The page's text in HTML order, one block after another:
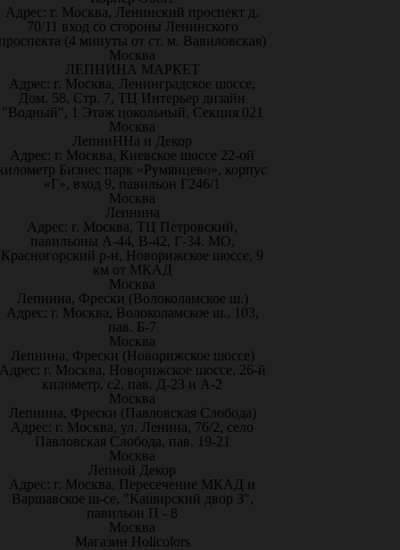
Адрес: г. Москва, Ленинский проспект д.
70/11 вход со стороны Ленинского
(4 минуты от ст. м. Вавиловская)
Москва
ЛЕПНИНА МАРКЕТ
Адрес: г. Москва, Ленинградское шоссе,
Дом. 58, Стр. 7, ТЦ Интерьер дизайн
"Водный", 1 Этаж цокольный, Секция 021
Москва
ЛепниННа и Декор
Адрес: г. Москва, Киевское шоссе 22-ой
Бизнес парк «Румянцево», корпус
«Г», вход 9, павильон Г246/1
Москва
Лепнина
Адрес: г. Москва, ТЦ Петровский,
павильоны А-44, В-42, Г-34. МО,
Красногорский р-н, Новорижское шоссе, 9
км от МКАД
Москва
Лепнина, Фрески (Волоколамское ш.)
Адрес: г. Москва, Волоколамское ш., 103,
пав. Б-7
Москва
Лепнина, Фрески (Новорижское шоссе)
г. Москва, Новорижское шоссе, 26-й
километр, с2, пав. Д-23 и А-2
Москва
Лепнина, Фрески (Павловская Слобода)
Адрес: г. Москва, ул. Ленина, 76/2, село
Павловская Слобода, пав. 19-21
Москва
Лепной Декор
Адрес: г. Москва, Пересечение МКАД и
Варшавское ш-се, "Каширский двор 3",
павильон П - 8
Москва
Магазин Holicolors